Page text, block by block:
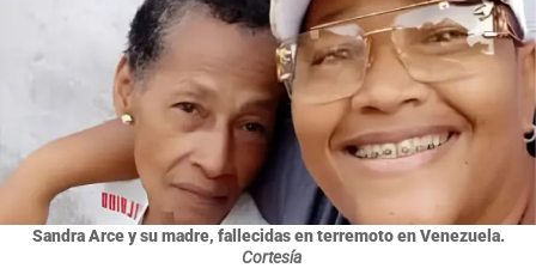
Sandra Arce y su madre, fallecidas en terremoto en Venezuela.
Cortesía